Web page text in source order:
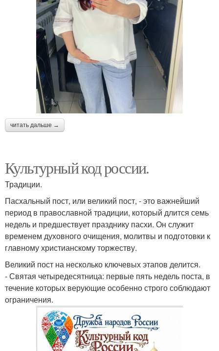
читать дальше →
Культурный код россии.
Традиции.
Пасхальный пост, или великий пост, - это важнейший
период в православной традиции, который длится семь
недель и предшествует празднику пасхи. Он служит
временем духовного очищения, молитвы и подготовки к
главному христианскому торжеству.
Великий пост на несколько ключевых этапов делится.
- Святая четыредесятница: первые пять недель поста, в
течение которых верующие особенно строго соблюдают
ограничения.